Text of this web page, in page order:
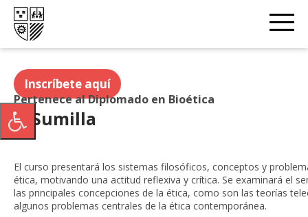
☰ Opciones
Inscríbete aquí
Pertenece al Diplomado en Bioética
Sumilla
El curso presentará los sistemas filosóficos, conceptos y
ética, motivando una actitud reflexiva y crítica. Se examinará el
las principales concepciones de la ética, como son las teorías
algunos problemas centrales de la ética contemporánea.